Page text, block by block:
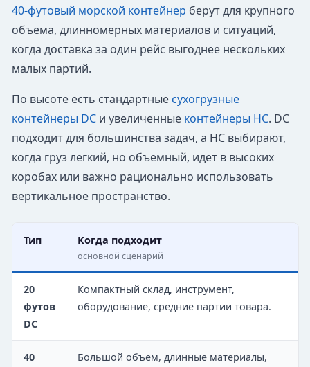
40-футовый морской контейнер берут для крупного
объема, длинномерных материалов и ситуаций,
когда доставка за один рейс выгоднее нескольких
малых партий.
По высоте есть стандартные сухогрузные
контейнеры DCи увеличенные контейнеры HC. DC
подходит для большинства задач, а HC выбирают,
когда груз легкий, но объемный, идет в высоких
коробах или важно рационально использовать
вертикальное пространство.
Тип Когда подходит
основной сценарий
20
футов
DC
Компактный склад, инструмент,
оборудование, средние партии товара.
40
Большой объем, длинные материалы,